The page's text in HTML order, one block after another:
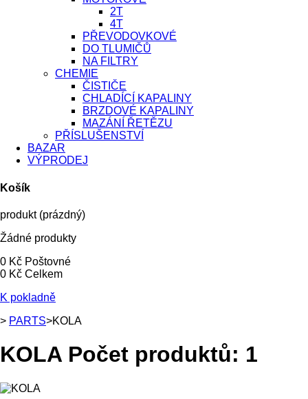
2T
4T
PŘEVODOVKOVÉ
DO TLUMIČŮ
NA FILTRY
CHEMIE
ČISTIČE
CHLADÍCÍ KAPALINY
BRZDOVÉ KAPALINY
MAZÁNÍ ŘETĚZU
PŘÍSLUŠENSTVÍ
BAZAR
VÝPRODEJ
Košík
produkt (prázdný)
Žádné produkty
0 Kč Poštovné
0 Kč Celkem
K pokladně
> PARTS>KOLA
KOLAPočet produktů: 1